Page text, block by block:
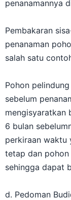
penanamannya
Pembakaran
penanaman
salah satu
Pohon
sebelum
mengisyaratkan
6 bulan
perkiraan waktu
tetap dan
sehingga dapat
d. Pedoman